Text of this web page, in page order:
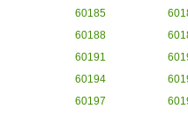
60185
60188
60191
60194
60197